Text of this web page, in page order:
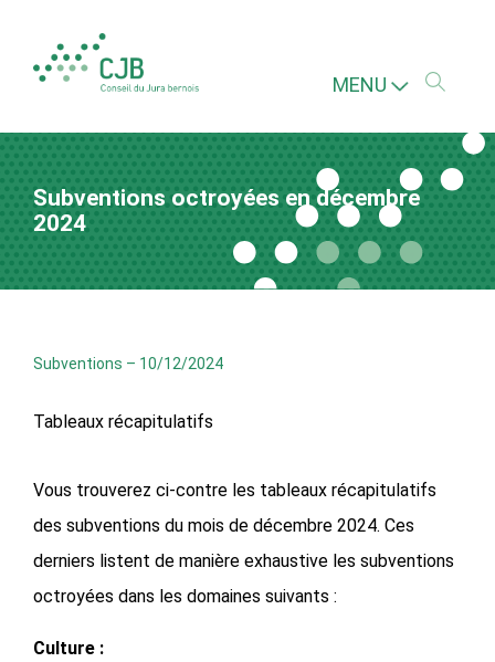
MENU
Subventions octroyées en décembre
2024
Subventions – 10/12/2024
Tableaux récapitulatifs
Vous trouverez ci-contre les tableaux récapitulatifs
des subventions du mois de décembre 2024. Ces
derniers listent de manière exhaustive les subventions
octroyées dans les domaines suivants :
Culture :